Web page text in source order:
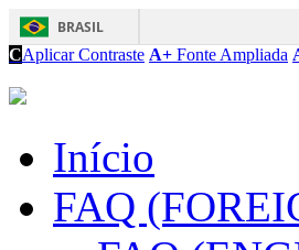
BRASIL
CAplicar Contraste A+ Fonte Ampliada
Início
FAQ